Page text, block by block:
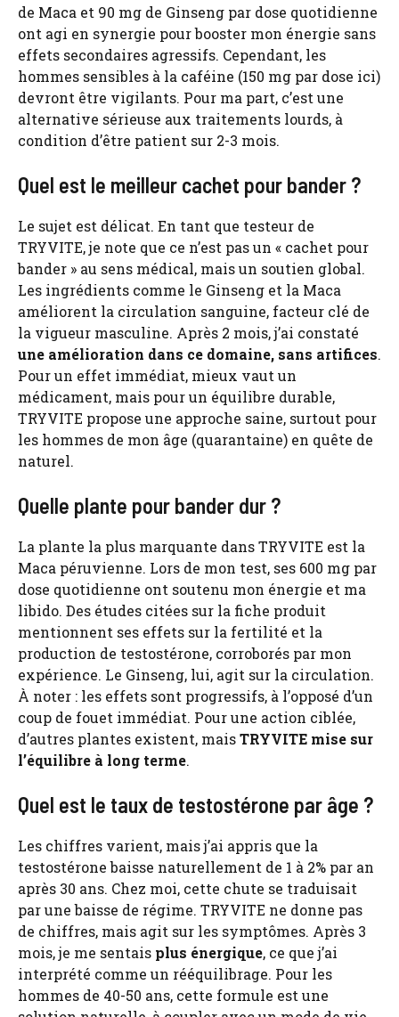
de Maca et 90 mg de Ginseng par dose quotidienne
ont agi en synergie pour booster mon énergie sans
effets secondaires agressifs. Cependant, les
hommes sensibles à la caféine (150 mg par dose ici)
devront être vigilants. Pour ma part, c’est une
alternative sérieuse aux traitements lourds, à
condition d’être patient sur 2-3 mois.
Quel est le meilleur cachet pour bander ?
Le sujet est délicat. En tant que testeur de
TRYVITE, je note que ce n’est pas un « cachet pour
bander » au sens médical, mais un soutien global.
Les ingrédients comme le Ginseng et la Maca
améliorent la circulation sanguine, facteur clé de
la vigueur masculine. Après 2 mois, j’ai constaté
une amélioration dans ce domaine, sans artifices.
Pour un effet immédiat, mieux vaut un
médicament, mais pour un équilibre durable,
TRYVITE propose une approche saine, surtout pour
les hommes de mon âge (quarantaine) en quête de
naturel.
Quelle plante pour bander dur ?
La plante la plus marquante dans TRYVITE est la
Maca péruvienne. Lors de mon test, ses 600 mg par
dose quotidienne ont soutenu mon énergie et ma
libido. Des études citées sur la fiche produit
mentionnent ses effets sur la fertilité et la
production de testostérone, corroborés par mon
expérience. Le Ginseng, lui, agit sur la circulation.
À noter : les effets sont progressifs, à l’opposé d’un
coup de fouet immédiat. Pour une action ciblée,
d’autres plantes existent, maisTRYVITE mise sur
l’équilibre à long terme.
Quel est le taux de testostérone par âge ?
Les chiffres varient, mais j’ai appris que la
testostérone baisse naturellement de 1 à 2% par an
après 30 ans. Chez moi, cette chute se traduisait
par une baisse de régime. TRYVITE ne donne pas
de chiffres, mais agit sur les symptômes. Après 3
mois, je me sentais plus énergique, ce que j’ai
interprété comme un rééquilibrage. Pour les
hommes de 40-50 ans, cette formule est une